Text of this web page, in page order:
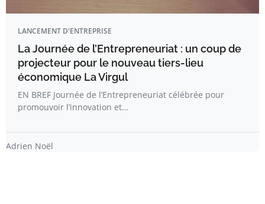
LANCEMENT D'ENTREPRISE
La Journée de l’Entrepreneuriat : un coup de
projecteur pour le nouveau tiers-lieu
économique La Virgul
EN BREF Journée de l’Entrepreneuriat célébrée pour
promouvoir l’innovation et…
Adrien Noël